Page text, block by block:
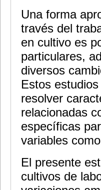
Una forma
través del
en cultivo es
particulares,
diversos
Estos
resolver
relacionadas
específicas
variables
El presente
cultivos de